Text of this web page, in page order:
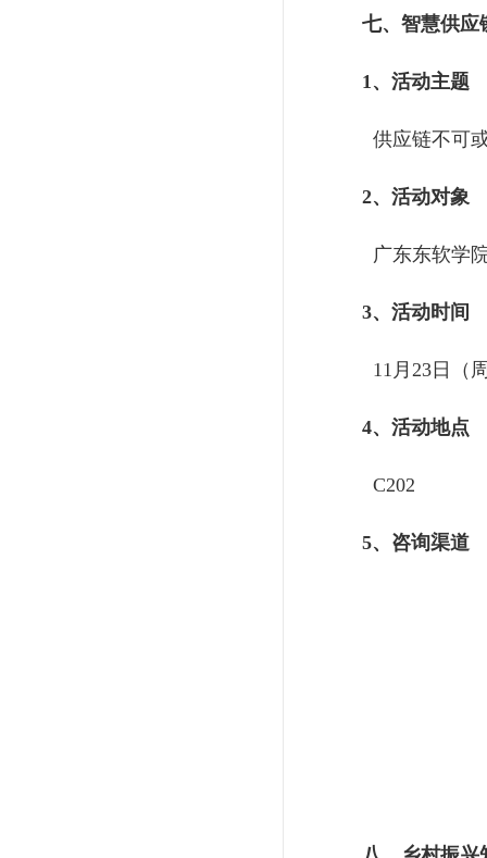
七、智慧供应
1、活动主题
供应链不可
2、活动对象
广东东软学
3、活动时间
11月23日（
4、活动地点
C202
5、咨询渠道